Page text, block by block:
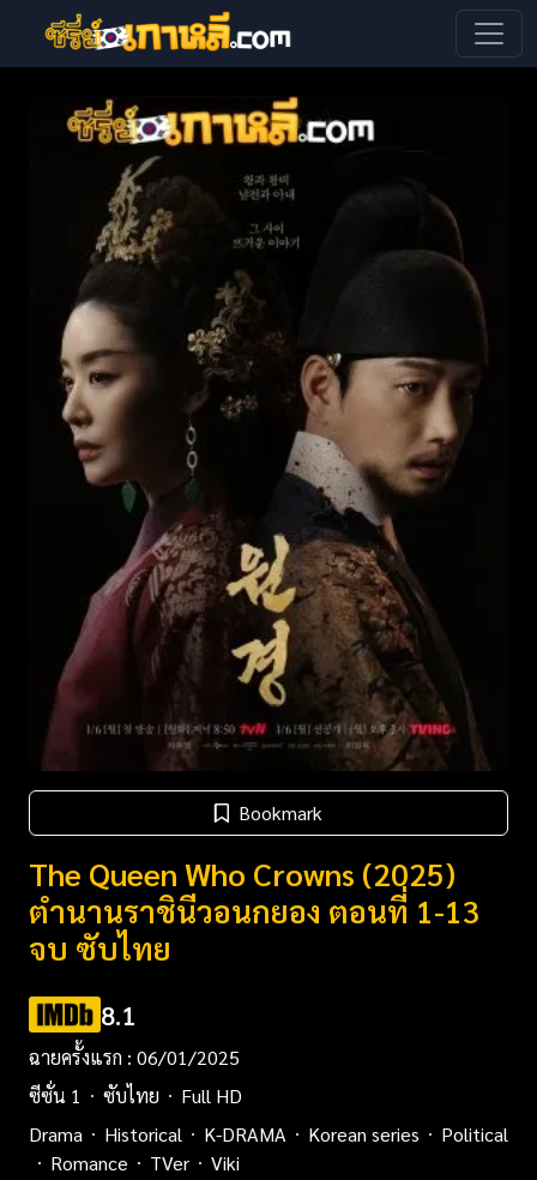
Bookmark
The Queen Who Crowns (2025)
ตำนานราชินีวอนกยอง ตอนที่ 1-13
จบ ซับไทย
8.1
ฉายครั้งแรก : 06/01/2025
ซีซั่น 1
ซับไทย
Full HD
Drama
Historical K-DRAMA Korean series
Political
Romance
TVer Viki